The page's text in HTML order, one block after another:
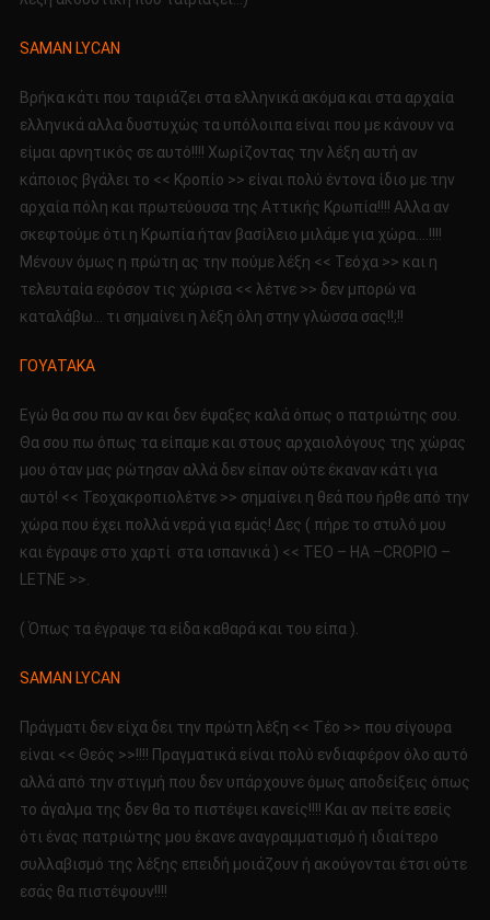
SAMAN LYCAN
Βρήκα κάτι που ταιριάζει στα ελληνικά ακόμα και στα αρχαία
ελληνικά αλλα δυστυχώς τα υπόλοιπα είναι που με κάνουν να
είμαι αρνητικός σε αυτό!!!! Χωρίζοντας την λέξη αυτή αν
κάποιος βγάλει το << Κροπίο >> είναι πολύ έντονα ίδιο με την
αρχαία πόλη και πρωτεύουσα της Αττικής Κρωπία!!!! Αλλα αν
σκεφτούμε ότι η Κρωπία ήταν βασίλειο μιλάμε για χώρα….!!!!
Μένουν όμως η πρώτη ας την πούμε λέξη << Τεόχα >> και η
τελευταία εφόσον τις χώρισα << λέτνε >> δεν μπορώ να
καταλάβω… τι σημαίνει η λέξη όλη στην γλώσσα σας!!;!!
ΓΟΥΑΤΑΚΑ
Εγώ θα σου πω αν και δεν έψαξες καλά όπως ο πατριώτης σου.
Θα σου πω όπως τα είπαμε και στους αρχαιολόγους της χώρας
μου όταν μας ρώτησαν αλλά δεν είπαν ούτε έκαναν κάτι για
αυτό! << Τεοχακροπιολέτνε >> σημαίνει η θεά που ήρθε από την
χώρα που έχει πολλά νερά για εμάς! Δες ( πήρε το στυλό μου
και έγραψε στο χαρτί στα ισπανικά ) << TEO – HA –CROPIO –
LETNE >>.
( Όπως τα έγραψε τα είδα καθαρά και του είπα ).
SAMAN LYCAN
Πράγματι δεν είχα δει την πρώτη λέξη << Τέο >> που σίγουρα
είναι << Θεός >>!!!! Πραγματικά είναι πολύ ενδιαφέρον όλο αυτό
αλλά από την στιγμή που δεν υπάρχουνε όμως αποδείξεις όπως
το άγαλμα της δεν θα το πιστέψει κανείς!!!! Και αν πείτε εσείς
ότι ένας πατριώτης μου έκανε αναγραμματισμό ή ιδιαίτερο
συλλαβισμό της λέξης επειδή μοιάζουν ή ακούγονται έτσι ούτε
εσάς θα πιστέψουν!!!!